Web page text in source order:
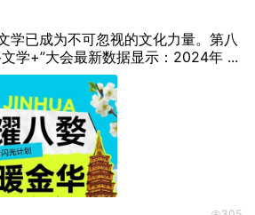
学已成为不可忽视的文化力量。第八
文学+”大会最新数据显示：2024年 ...